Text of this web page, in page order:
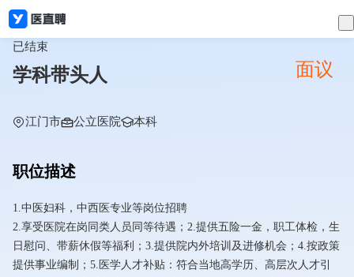
已结束
学科带头人 面议
江门市 公立医院 本科
职位描述
1.中医妇科，中西医专业等岗位招聘
2.享受医院在岗同类人员同等待遇；2.提供五险一金，职工体检，生
日慰问、带薪休假等福利；3.提供院内外培训及进修机会；4.按政策
提供事业编制；5.医学人才补贴：符合当地高学历、高层次人才引